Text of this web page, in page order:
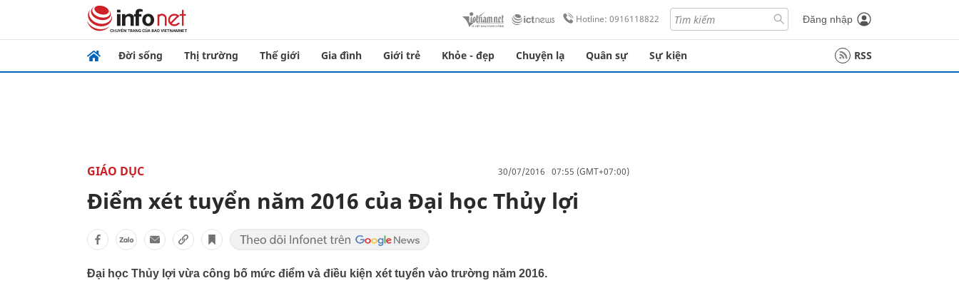
Hotline: 0916118822 Đăng nhập
Đời sống Thị trường Thế giới Gia đình Giới trẻ Khỏe - đẹp Chuyện lạ Quân sự Sự kiện RSS
GIÁO DỤC 30/07/2016 07:55 (GMT+07:00)
Điểm xét tuyển năm 2016 của Đại học Thủy lợi
Đại học Thủy lợi vừa công bố mức điểm và điều kiện xét tuyển vào trường năm 2016.